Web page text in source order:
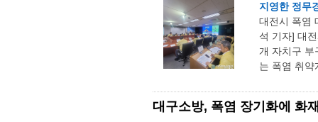
지영한 정무
대전시 폭염
석 기자] 대
개 자치구 부
는 폭염 취
대구소방, 폭염 장기화에 화